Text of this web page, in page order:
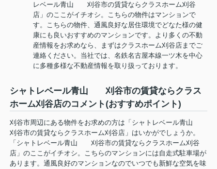
レベール青山 刈谷市の賃貸ならクラスホーム刈谷
店」のここがイチオシ。こちらの物件はマンションで
す。こちらの物件、通風良好な居住環境でどなた様の健
康にも良いおすすめのマンションです。より多くの不動
産情報をお求めなら、まずはクラスホーム刈谷店までご
連絡ください。当社では、名鉄名古屋本線一ツ木を中心
に多種多様な不動産情報を取り扱っております。
シャトレベール青山 刈谷市の賃貸ならクラス
ホーム刈谷店のコメント(おすすめポイント)
刈谷市周辺にある物件をお求めの方は「シャトレベール青山
刈谷市の賃貸ならクラスホーム刈谷店」はいかがでしょうか。
「シャトレベール青山 刈谷市の賃貸ならクラスホーム刈谷
店」のここがイチオシ。こちらのマンションには自走式駐車場が
あります。通風良好のマンションなのでいつでも新鮮な空気を味